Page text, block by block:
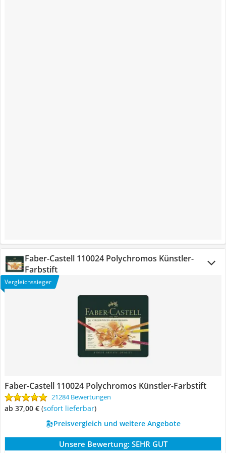
Faber-Castell 110024 Polychromos Künstler-
Farbstift
Vergleichssieger
Faber-Castell 110024 Polychromos Künstler-Farbstift
21284 Bewertungen
ab 37,00 € ( Sofort lieferbar)
Preisvergleich und weitere Angebote
Unsere Bewertung: SEHR GUT